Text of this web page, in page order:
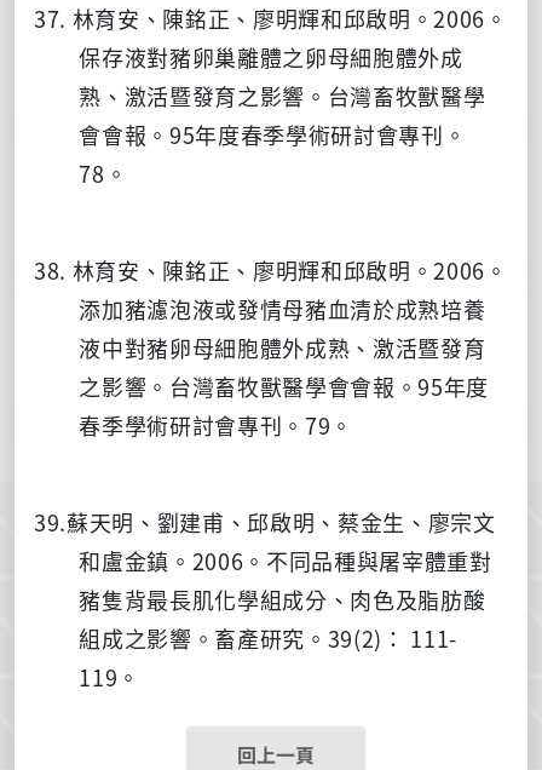
37. 林育安、陳銘正、廖明輝和邱啟明。2006。
保存液對豬卵巢離體之卵母細胞體外成
熟、激活暨發育之影響。台灣畜牧獸醫學
會會報。95年度春季學術研討會專刊。
78。
38. 林育安、陳銘正、廖明輝和邱啟明。2006。
添加豬濾泡液或發情母豬血清於成熟培養
液中對豬卵母細胞體外成熟、激活暨發育
之影響。台灣畜牧獸醫學會會報。95年度
春季學術研討會專刊。79。
39.蘇天明、劉建甫、邱啟明、蔡金生、廖宗文
和盧金鎮。2006。不同品種與屠宰體重對
豬隻背最長肌化學組成分、肉色及脂肪酸
組成之影響。畜產研究。39(2)： 111-
119。
回上一頁